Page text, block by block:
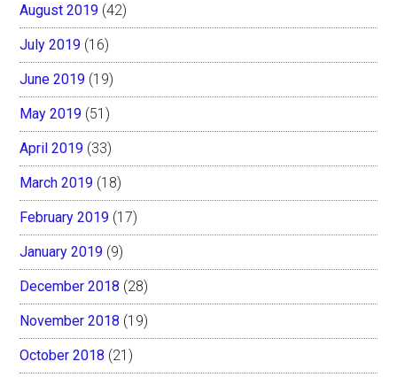
August 2019 (42)
July 2019 (16)
June 2019 (19)
May 2019 (51)
April 2019 (33)
March 2019 (18)
February 2019 (17)
January 2019 (9)
December 2018 (28)
November 2018 (19)
October 2018 (21)